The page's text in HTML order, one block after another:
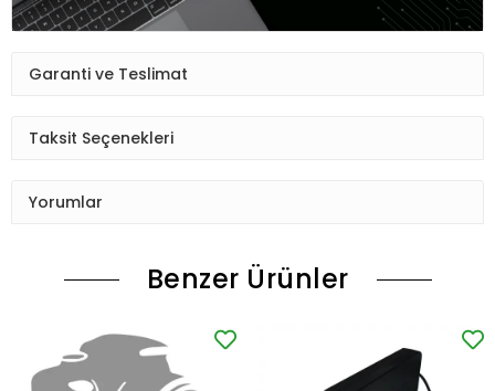
Garanti ve Teslimat
Taksit Seçenekleri
Yorumlar
Benzer Ürünler